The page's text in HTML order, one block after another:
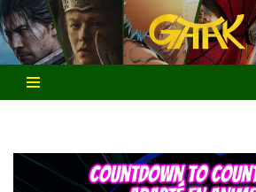
Aller
au
contenu